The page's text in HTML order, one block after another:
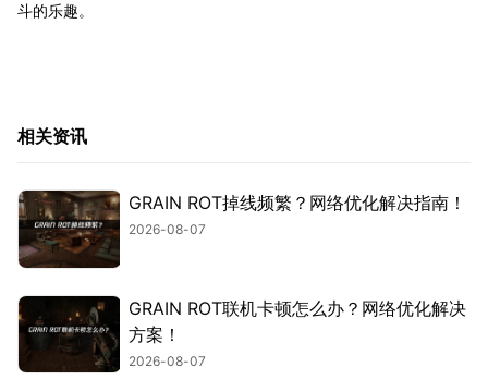
斗的乐趣。
相关资讯
GRAIN ROT掉线频繁？网络优化解决指南！
2026-08-07
GRAIN ROT联机卡顿怎么办？网络优化解决
方案！
2026-08-07